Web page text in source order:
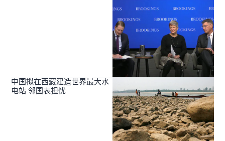
中国拟在西藏建造世界最大水
电站 邻国表担忧